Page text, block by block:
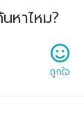
หาไหม?
ถูกใจ